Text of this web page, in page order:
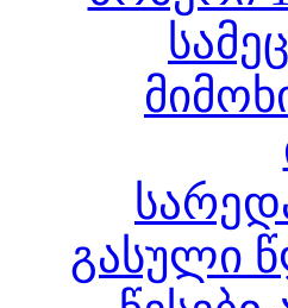
გასული